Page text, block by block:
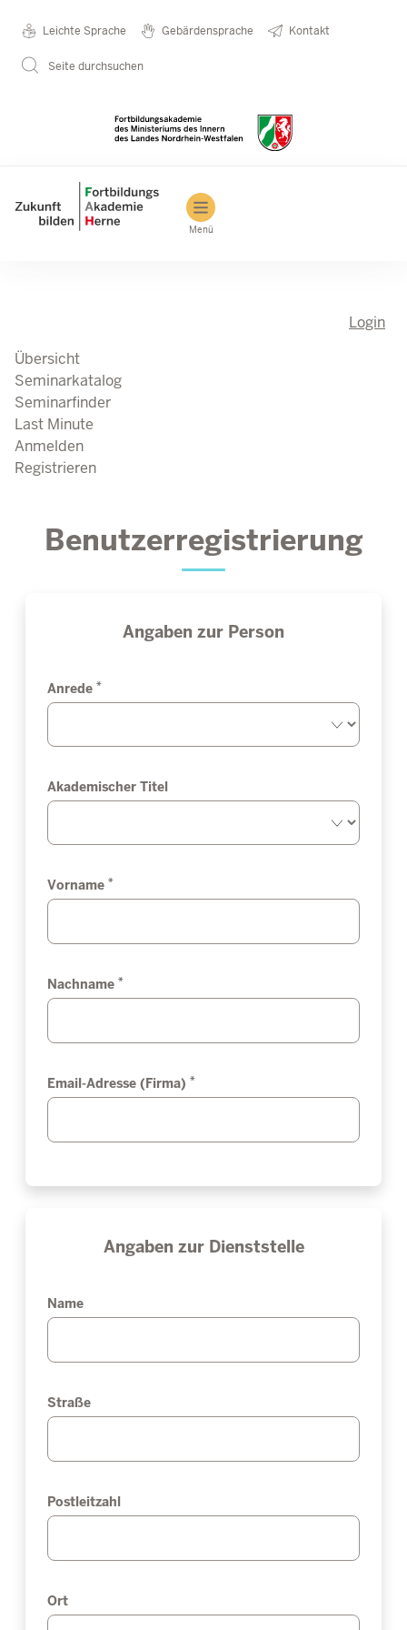
Metanavigation
Leichte Sprache Gebärdensprache Kontakt
Seite durchsuchen
Main navigation
Menü
Login
Übersicht
Seminarkatalog
Seminarfinder
Last Minute
Anmelden
Registrieren
Benutzerregistrierung
Angaben zur Person
Anrede *
Akademischer Titel
Vorname *
Nachname *
Email-Adresse (Firma) *
Angaben zur Dienststelle
Name
Straße
Postleitzahl
Ort